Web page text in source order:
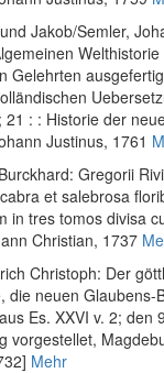
Jakob/Semler,
Gelehrten
21 : : Historie der
Justinus, 1761
: Gregorii
et salebrosa
in tres tomos divisa
Christian, 1737
Christoph: Der
die neuen Glaubens-
Es. XXVI v. 2; den
vorgestellet,
Mehr